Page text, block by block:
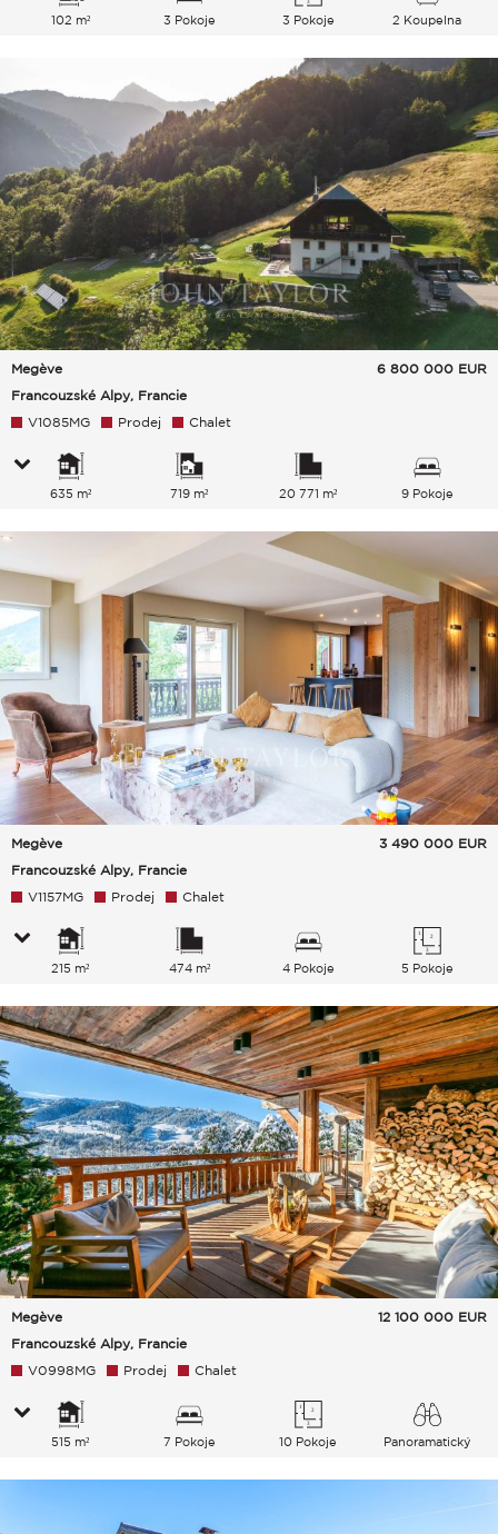
102 m² 3 Pokoje 3 Pokoje 2 Koupelna
Megève
Francouzské Alpy, Francie
6 800 000 EUR
V1085MG Prodej Chalet
635 m² 719 m² 20 771 m² 9 Pokoje
Megève
Francouzské Alpy, Francie
3 490 000 EUR
V1157MG Prodej Chalet
215 m² 474 m² 4 Pokoje 5 Pokoje
Megève
Francouzské Alpy, Francie
12 100 000 EUR
V0998MG Prodej Chalet
515 m² 7 Pokoje 10 Pokoje
Panoramatický